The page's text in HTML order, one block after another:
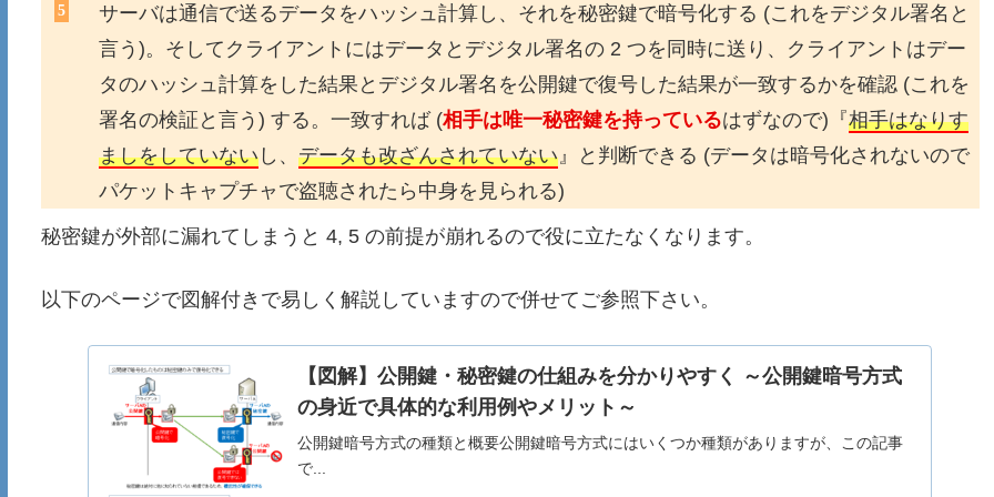
サーバは通信で送るデータをハッシュ計算し、それを秘密鍵で暗号化する (これをデジタル署名と
言う)。そしてクライアントにはデータとデジタル署名の 2 つを同時に送り、クライアントはデー
タのハッシュ計算をした結果とデジタル署名を公開鍵で復号した結果が一致するかを確認 (これを
署名の検証と言う) する。一致すれば (相手は唯一秘密鍵を持っているはずなので)『相手はなりす
ましをしていないし、 データも改ざんされていない』と判断できる (データは暗号化されないので
パケットキャプチャで盗聴されたら中身を見られる)
秘密鍵が外部に漏れてしまうと 4, 5 の前提が崩れるので役に立たなくなります。
以下のページで図解付きで易しく解説していますので併せてご参照下さい。
【図解】公開鍵・秘密鍵の仕組みを分かりやすく ～公開鍵暗号方式
の身近で具体的な利用例やメリット～
公開鍵暗号方式の種類と概要公開鍵暗号方式にはいくつか種類がありますが、この記事
で...